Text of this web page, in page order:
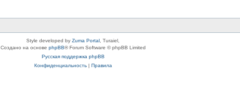
Style developed by Zuma Portal , Turaiel,
Создано на основе phpBB® Forum Software © phpBB Limited
Русская поддержка phpBB
Конфиденциальность| Правила